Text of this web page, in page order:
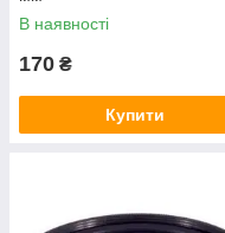
В наявності
170 ₴
Купити